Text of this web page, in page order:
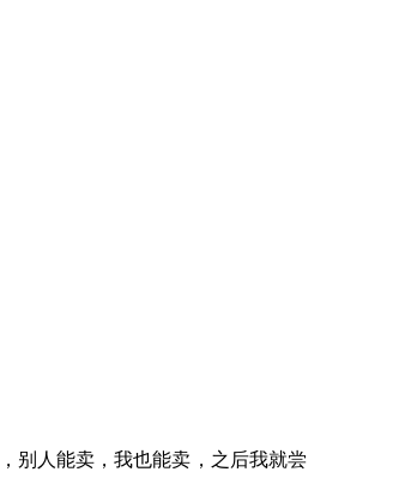
别人能卖，我也能卖，之后我就尝